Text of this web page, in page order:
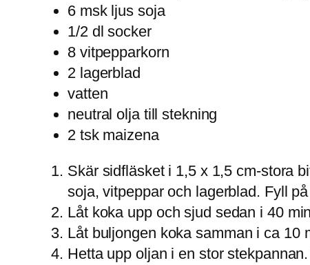
6 msk ljus soja
1/2 dl socker
8 vitpepparkorn
2 lagerblad
vatten
neutral olja till stekning
2 tsk maizena
Skär sidfläsket i 1,5 x 1,5 cm-stora
soja, vitpeppar och lagerblad. Fyll
Låt koka upp och sjud sedan i 40
Låt buljongen koka samman i ca 10
Hetta upp oljan i en stor